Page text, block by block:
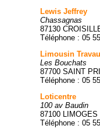
Lewis Jeffrey
Chassagnas
87130
Téléphone : 05
Limousin
Les Bouchats
87700 SAINT
Téléphone : 05
Loticentre
100 av Baudin
87100 LIMOGES
Téléphone : 05